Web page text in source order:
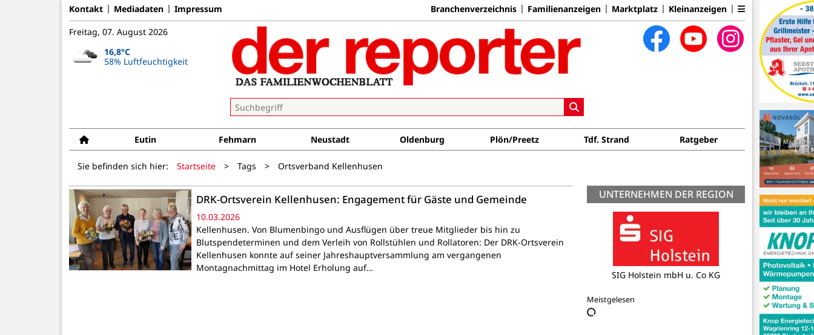
Kontakt Mediadaten Impressum Branchenverzeichnis Familienanzeigen Marktplatz Kleinanzeigen
Freitag, 07. August 2026
16,8°C
58% Luftfeuchtigkeit
Eutin Fehmarn Neustadt Oldenburg Plön/Preetz Tdf. Strand Ratgeber
Sie befinden sich hier: Startseite > Tags > Ortsverband Kellenhusen
DRK-Ortsverein Kellenhusen: Engagement für Gäste und Gemeinde
10.03.2026
Kellenhusen. Von Blumenbingo und Ausflügen über treue Mitglieder bis hin zu
Blutspendeterminen und dem Verleih von Rollstühlen und Rollatoren: Der DRK-Ortsverein
Kellenhusen konnte auf seiner Jahreshauptversammlung am vergangenen
Montagnachmittag im Hotel Erholung auf…
UNTERNEHMEN DER REGION
SIG Holstein mbH u. Co KG
Meistgelesen